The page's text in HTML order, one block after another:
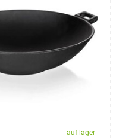
auf lager